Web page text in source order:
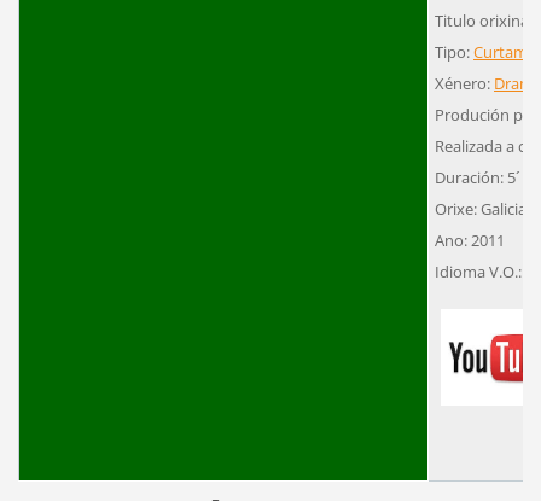
Titulo orixinal:
Tipo:
Xénero: Drama
Produción
Realizada a cor
Duración: 5´
Orixe: Galicia
Ano: 2011
Idioma V.O.: